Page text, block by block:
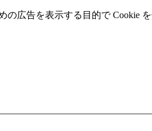
広告を表⽰する⽬的で Cookie